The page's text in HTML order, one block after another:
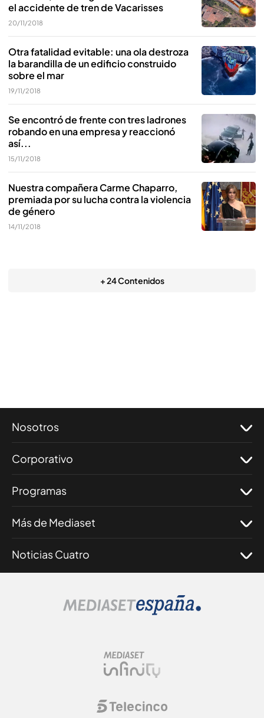
el accidente de tren de Vacarisses
20/11/2018
Otra fatalidad evitable: una ola destroza
la barandilla de un edificio construido
sobre el mar
19/11/2018
Se encontró de frente con tres ladrones
robando en una empresa y reaccionó
así...
15/11/2018
Nuestra compañera Carme Chaparro,
premiada por su lucha contra la violencia
de género
14/11/2018
+ 24 Contenidos
Nosotros
Corporativo
Programas
Más de Mediaset
Noticias Cuatro